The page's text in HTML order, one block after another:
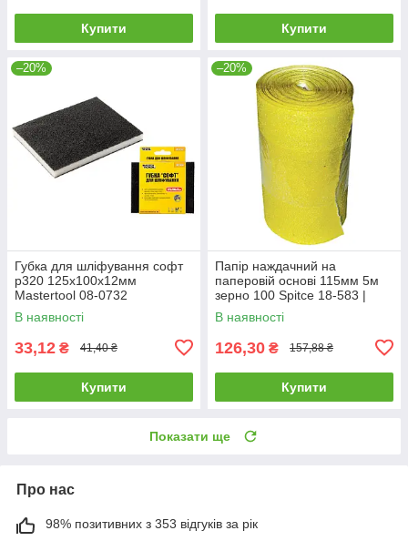
Купити Купити
–20%
Губка для шліфування софт
р320 125х100х12мм
Mastertool 08-0732
В наявності
33,12 ₴ 41,40 ₴
Купити
–20%
Папір наждачний на
паперовій основі 115мм 5м
зерно 100 Spitce 18-583 |
шліфшкурка Бумага
наждачная на бумажной
В наявності
126,30 ₴ 157,88 ₴
Купити
Показати ще
Про нас
98% позитивних з 353 відгуків за рік